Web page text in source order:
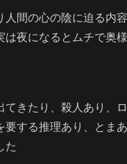
人間の心の陰に迫る内
は夜になるとムチで奥様
てきたり、殺人あり、
要する推理あり、とま
た